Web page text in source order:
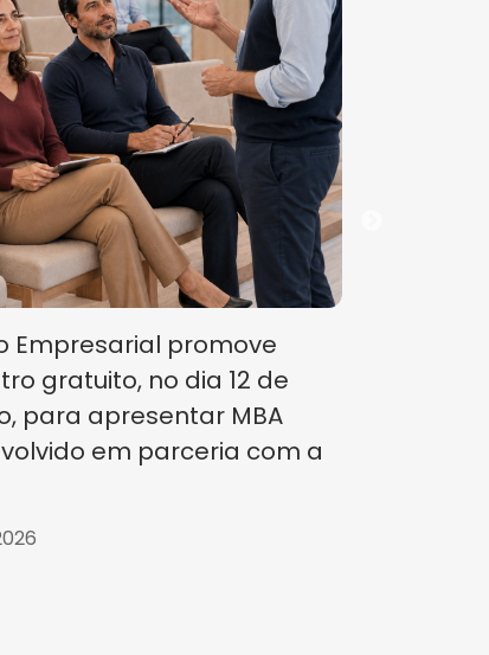
Empresarial promove
gratuito, no dia 12 de
para apresentar MBA
em parceria com a